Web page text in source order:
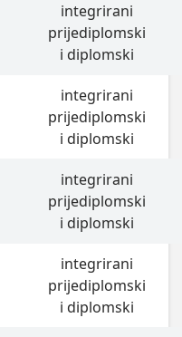
integrirani
prijediplomski
i diplomski
integrirani
prijediplomski
i diplomski
integrirani
prijediplomski
i diplomski
integrirani
prijediplomski
i diplomski